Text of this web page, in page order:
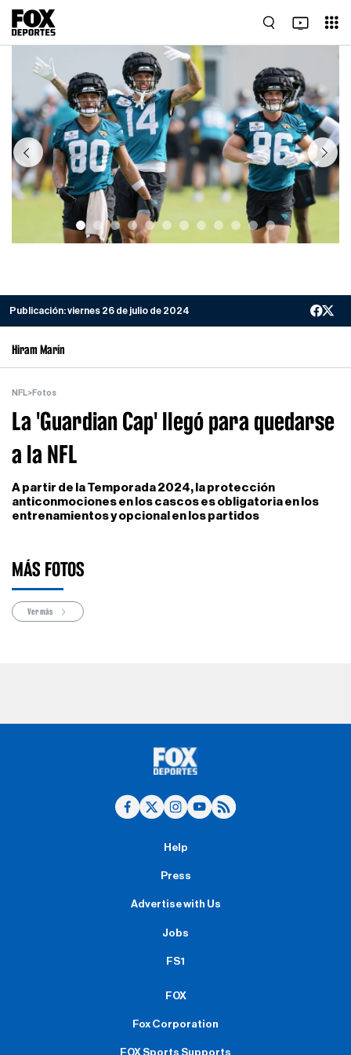
Previous Next
Publicación:viernes 26 de julio de 2024
Hiram Marín
NFL>Fotos
La 'Guardian Cap' llegó para quedarse
a la NFL
A partir de la Temporada 2024, la protección
anticonmociones en los cascos es obligatoria en los
entrenamientos y opcional en los partidos
MÁS FOTOS
Ver más
Help
Press
Advertise with Us
Jobs
FS1
FOX
Fox Corporation